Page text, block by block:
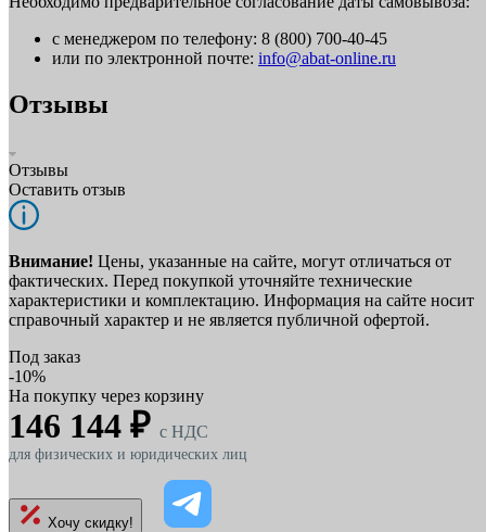
с менеджером по телефону: 8 (800) 700-40-45
или по электронной почте: info@abat-online.ru
Отзывы
Отзывы
Оставить отзыв
Внимание! Цены, указанные на сайте, могут отличаться от
фактических. Перед покупкой уточняйте технические
характеристики и комплектацию. Информация на сайте носит
справочный характер и не является публичной офертой.
Под заказ
-10%
На покупку через корзину
146 144 ₽ c НДС
для физических и юридических лиц
Хочу скидку!